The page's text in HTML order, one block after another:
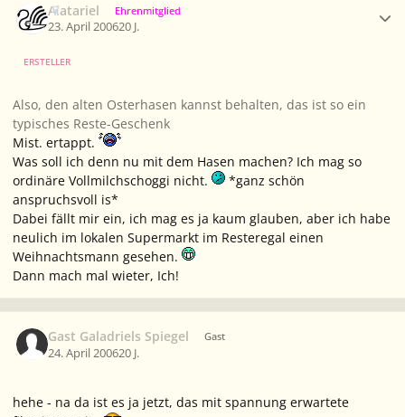
Alatariel Ehrenmitglied
23. April 200620 J.
ERSTELLER
Also, den alten Osterhasen kannst behalten, das ist so ein
typisches Reste-Geschenk
Mist. ertappt.
Was soll ich denn nu mit dem Hasen machen? Ich mag so
ordinäre Vollmilchschoggi nicht.
*ganz schön
anspruchsvoll is*
Dabei fällt mir ein, ich mag es ja kaum glauben, aber ich habe
neulich im lokalen Supermarkt im Resteregal einen
Weihnachtsmann gesehen.
Dann mach mal wieter, Ich!
Gast Galadriels Spiegel Gast
24. April 200620 J.
hehe - na da ist es ja jetzt, das mit spannung erwartete